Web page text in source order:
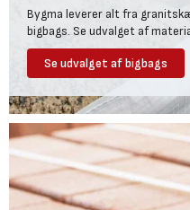
Bygma leverer alt fra
bigbags. Se udvalget af
Se udvalget af bigbags